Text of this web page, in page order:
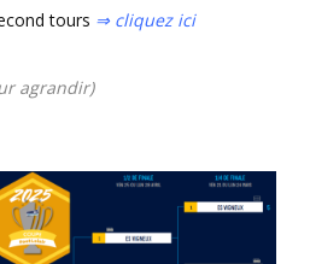
tours ⇒ cliquez ici
agrandir)